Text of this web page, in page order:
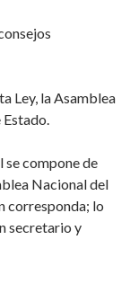
Ley, la Asamblea
compone de
Nacional del
corresponda; lo
secretario y